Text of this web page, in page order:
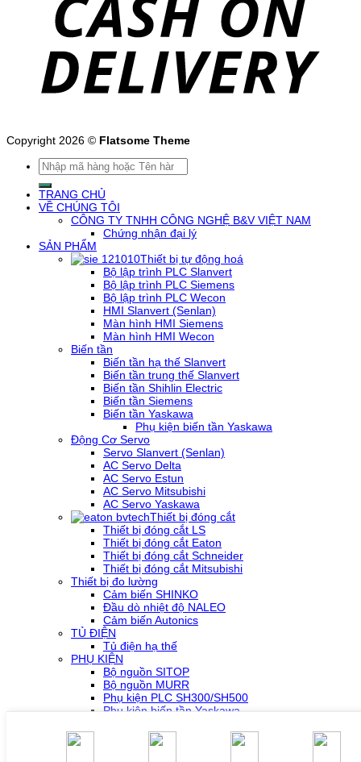
Copyright 2026 © Flatsome Theme
Tìm
kiếm:
TRANG CHỦ
VỀ CHÚNG TÔI
CÔNG TY TNHH CÔNG NGHỆ B&V VIỆT NAM
Chứng nhận đại lý
SẢN PHẨM
Thiết bị tự động hoá
Bộ lập trình PLC Slanvert
Bộ lập trình PLC Siemens
Bộ lập trình PLC Wecon
HMI Slanvert (Senlan)
Màn hình HMI Siemens
Màn hình HMI Wecon
Biến tần
Biến tần hạ thế Slanvert
Biến tần trung thế Slanvert
Biến tần Shihlin Electric
Biến tần Siemens
Biến tần Yaskawa
Phụ kiện biến tần Yaskawa
Động Cơ Servo
Servo Slanvert (Senlan)
AC Servo Delta
AC Servo Estun
AC Servo Mitsubishi
AC Servo Yaskawa
Thiết bị đóng cắt
Thiết bị đóng cắt LS
Thiết bị đóng cắt Eaton
Thiết bị đóng cắt Schneider
Thiết bị đóng cắt Mitsubishi
Thiết bị đo lường
Cảm biến SHINKO
Đầu dò nhiệt độ NALEO
Cảm biến Autonics
TỦ ĐIỆN
Tủ điện hạ thế
PHỤ KIỆN
Bộ nguồn SITOP
Bộ nguồn MURR
Phụ kiện PLC SH300/SH500
Phụ kiện biến tần Yaskawa
Phụ kiện Servo Sigma 7
HỖ TRỢ KỸ THUẬT